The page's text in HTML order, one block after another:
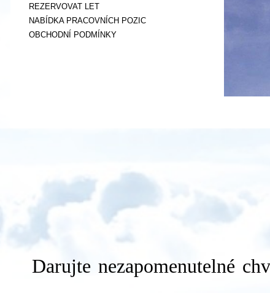
REZERVOVAT LET
NABÍDKA PRACOVNÍCH POZIC
OBCHODNÍ PODMÍNKY
Darujte nezapomenutelné